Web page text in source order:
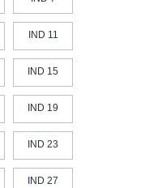
IND 11
IND 15
IND 19
IND 23
IND 27